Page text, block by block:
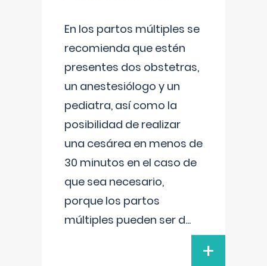
En los partos múltiples se
recomienda que estén
presentes dos obstetras,
un anestesiólogo y un
pediatra, así como la
posibilidad de realizar
una cesárea en menos de
30 minutos en el caso de
que sea necesario,
porque los partos
múltiples pueden ser d...
+